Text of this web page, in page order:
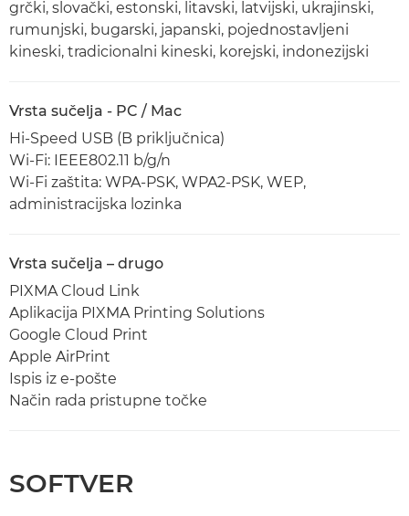
grčki, slovački, estonski, litavski, latvijski, ukrajinski,
rumunjski, bugarski, japanski, pojednostavljeni
kineski, tradicionalni kineski, korejski, indonezijski
Vrsta sučelja - PC / Mac
Hi-Speed USB (B priključnica)
Wi-Fi: IEEE802.11 b/g/n
Wi-Fi zaštita: WPA-PSK, WPA2-PSK, WEP,
administracijska lozinka
Vrsta sučelja – drugo
PIXMA Cloud Link
Aplikacija PIXMA Printing Solutions
Google Cloud Print
Apple AirPrint
Ispis iz e-pošte
Način rada pristupne točke
SOFTVER